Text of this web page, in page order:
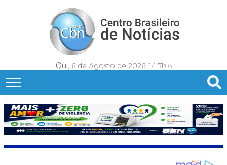
Qui, 6 de Agosto de 2026, 14:51:06